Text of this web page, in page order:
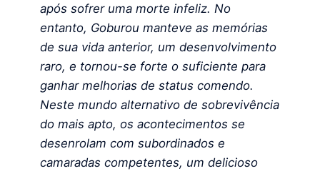
após sofrer uma morte infeliz. No
entanto, Goburou manteve as memórias
de sua vida anterior, um desenvolvimento
raro, e tornou-se forte o suficiente para
ganhar melhorias de status comendo.
Neste mundo alternativo de sobrevivência
do mais apto, os acontecimentos se
desenrolam com subordinados e
camaradas competentes, um delicioso